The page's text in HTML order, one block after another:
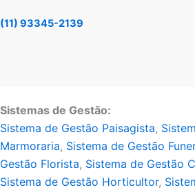
(11) 93345-2139
Sistemas de Gestão:
Sistema de Gestão Paisagista,
Marmoraria, Sistema de Gestão
Gestão Florista, Sistema de Gestão
Sistema de Gestão Horticultor,